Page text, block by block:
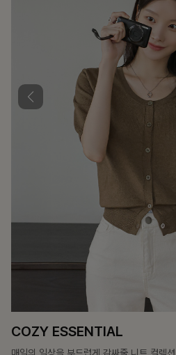
필첸체크 스트링블라우스+플레
42,900 원 49,800원
리뷰 카운트 영역
특스트라이프 링클원피스+스트
12% 79,400원
리뷰 카운트 영역
헨틴링클 날개티셔츠+치마바지
12%29,900
리뷰 카운트 영역